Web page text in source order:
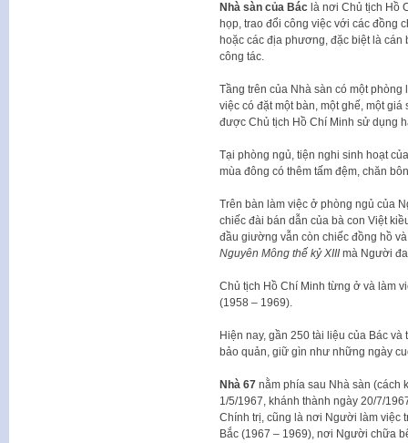
Nhà sàn của Báclà nơi Chủ tịch Hồ
họp, trao đổi công việc với các đồng
hoặc các địa phương, đặc biệt là
công tác.
Tầng trên của Nhà sàn có một
việc có đặt một bàn, một ghế, một
được Chủ tịch Hồ Chí Minh sử dụng
Tại phòng ngủ, tiện nghi sinh hoạt
mùa đông có thêm tấm đệm, chăn
Trên bàn làm việc ở phòng ngủ của
chiếc đài bán dẫn của bà con Việt
đầu giường vẫn còn chiếc đồng hồ
Nguyên Mông thế kỷ XIIImà Người
Chủ tịch Hồ Chí Minh từng ở và làm
(1958 – 1969).
Hiện nay, gần 250 tài liệu của Bác
bảo quản, giữ gìn như những ngày
Nhà 67nằm phía sau Nhà sàn (cách
1/5/1967, khánh thành ngày 20/7/
Chính trị, cũng là nơi Người làm việc
Bắc (1967 – 1969), nơi Người chữa